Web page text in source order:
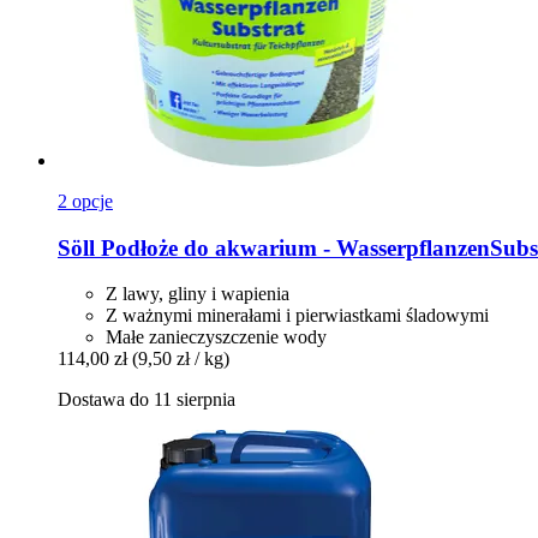
2 opcje
Söll Podłoże do akwarium -​
Z lawy, gliny i wapienia
Z ważnymi minerałami i pierwiastkami śladowymi
Małe zanieczyszczenie wody
114,00 zł (9,50 zł / kg)
Dostawa do 11 sierpnia